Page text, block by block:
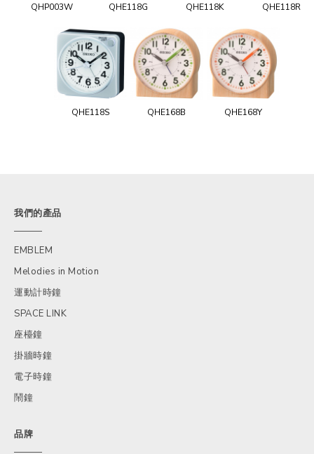
QHP003W QHE118G QHE118K QHE118R
QHE118S QHE168B QHE168Y
我們的產品
EMBLEM
Melodies in Motion
運動計時鐘
SPACE LINK
座檯鐘
掛牆時鐘
電子時鐘
鬧鐘
品牌